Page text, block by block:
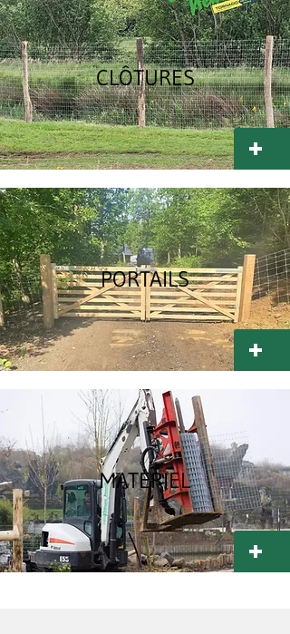
CLÔTURES
PORTAILS
MATÉRIEL